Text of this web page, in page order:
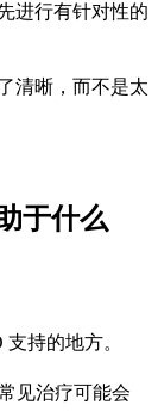
进行有针对性的
清晰，而不是太
于什么
持的地方。
见治疗可能会